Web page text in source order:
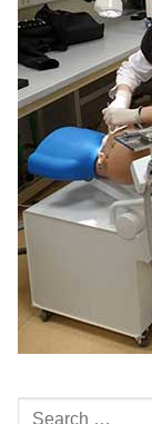
Search